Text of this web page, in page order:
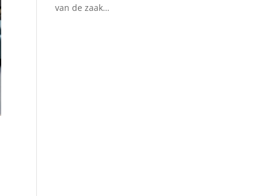
van de zaak…